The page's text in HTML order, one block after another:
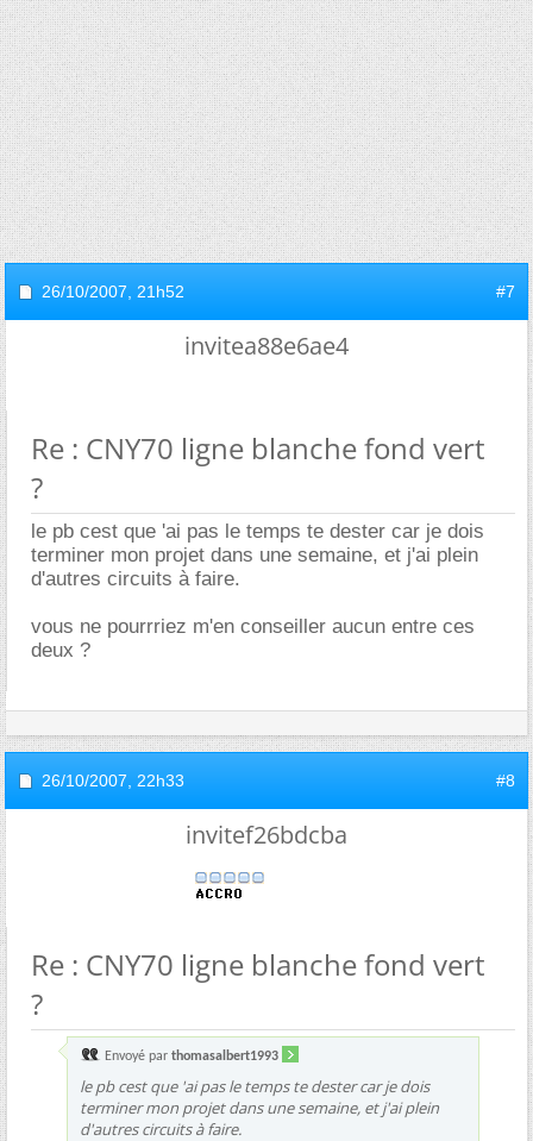
26/10/2007, 21h52 #7
invitea88e6ae4
Re : CNY70 ligne blanche fond vert
?
le pb cest que 'ai pas le temps te dester car je dois
terminer mon projet dans une semaine, et j'ai plein
d'autres circuits à faire.
vous ne pourrriez m'en conseiller aucun entre ces
deux ?
26/10/2007, 22h33 #8
invitef26bdcba
Re : CNY70 ligne blanche fond vert
?
Envoyé par thomasalbert1993
le pb cest que 'ai pas le temps te dester car je dois
terminer mon projet dans une semaine, et j'ai plein
d'autres circuits à faire.